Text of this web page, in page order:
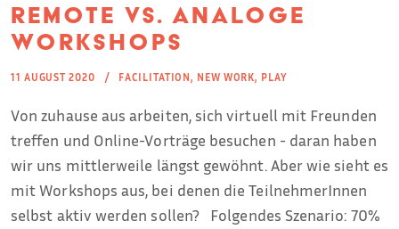
Remote vs. analoge
Workshops
11 AUGUST 2020 FACILITATION, NEW WORK, PLAY
Von zuhause aus arbeiten, sich virtuell mit Freunden
treffen und Online-Vorträge besuchen - daran haben
wir uns mittlerweile längst gewöhnt. Aber wie sieht es
mit Workshops aus, bei denen die TeilnehmerInnen
selbst aktiv werden sollen? Folgendes Szenario: 70%